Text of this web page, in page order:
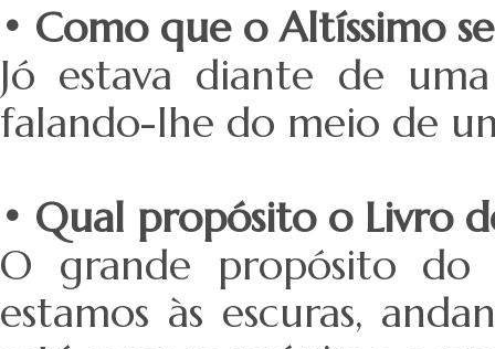
• Como que o Altíssimo
Jó estava diante de
falando-lhe do meio de
• Qual propósito o Livro
O grande propósito do
estamos às escuras,